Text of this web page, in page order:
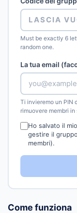
Must be exactly 6
random one.
La tua email
Ti invieremo un PIN
rimuovere membri in
Ho salvato il
gestire il
membri).
Come funziona